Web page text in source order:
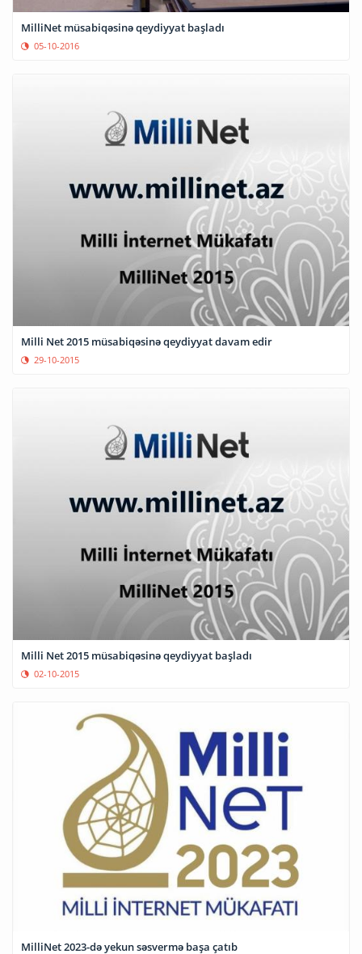
MilliNet müsabiqəsinə qeydiyyat başladı
05-10-2016
Milli Net 2015 müsabiqəsinə qeydiyyat davam edir
29-10-2015
Milli Net 2015 müsabiqəsinə qeydiyyat başladı
02-10-2015
MilliNet 2023-də yekun səsvermə başa çatıb